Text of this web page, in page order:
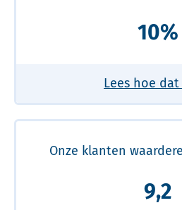
10%
Lees hoe
Onze klanten
9,2